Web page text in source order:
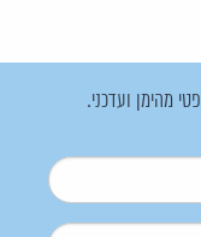
מהימן ועדכני.